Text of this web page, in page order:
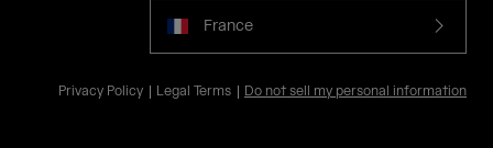
France
Privacy Policy Legal Terms Do not sell my personal information